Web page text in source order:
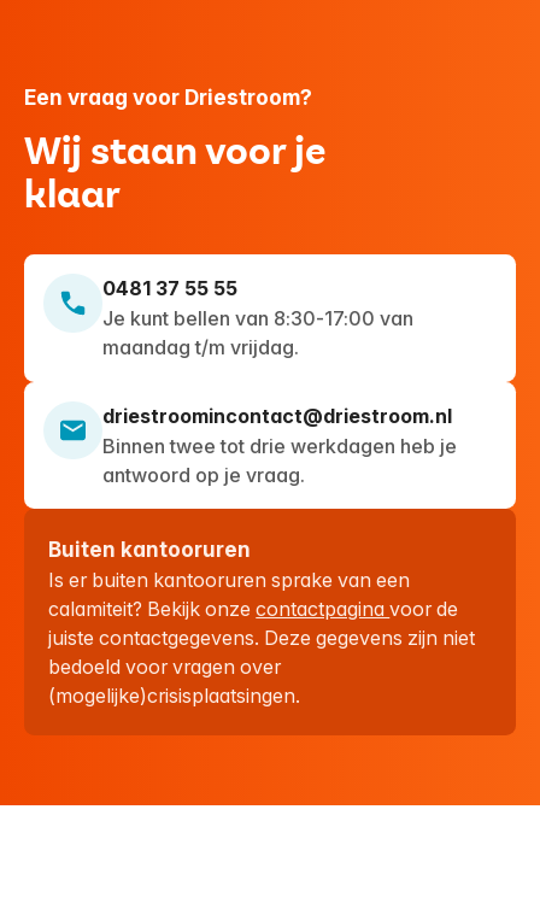
Een vraag voor Driestroom?
Wij staan voor je
klaar
0481 37 55 55
Je kunt bellen van 8:30-17:00 van
maandag t/m vrijdag.
driestroomincontact@driestroom.nl
Binnen twee tot drie werkdagen heb je
antwoord op je vraag.
Buiten kantooruren
Is er buiten kantooruren sprake van een
calamiteit? Bekijk onzecontactpaginavoor de
juiste contactgegevens. Deze gegevens zijn niet
bedoeld voor vragen over
(mogelijke)crisisplaatsingen.